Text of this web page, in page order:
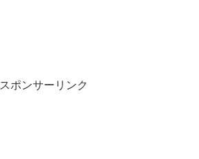
スポンサーリンク